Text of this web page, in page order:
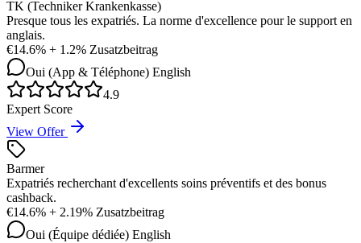
TK (Techniker Krankenkasse)
Presque tous les expatriés. La norme d'excellence pour le support en
anglais.
€14.6% + 1.2% Zusatzbeitrag
Oui (App & Téléphone) English
4.9
Expert Score
View Offer
Barmer
Expatriés recherchant d'excellents soins préventifs et des bonus
cashback.
€14.6% + 2.19% Zusatzbeitrag
Oui (Équipe dédiée) English